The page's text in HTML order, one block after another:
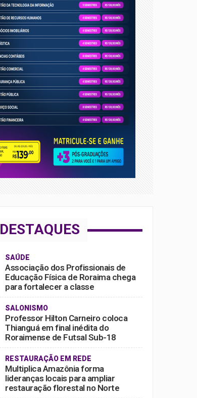
DESTAQUES
SAÚDE
Associação dos Profissionais de
Educação Física de Roraima chega
para fortalecer a classe
SALONISMO
Professor Hilton Carneiro coloca
Thianguá em final inédita do
Roraimense de Futsal Sub-18
RESTAURAÇÃO EM REDE
Multiplica Amazônia forma
lideranças locais para ampliar
restauração florestal no Norte